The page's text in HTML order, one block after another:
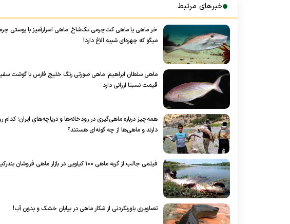
خبرهای مرتبط
خر ماهی یا ماهی کت‌چرمی تک‌شاخ؛ ماهی اسرارآمیز با پوستی
میگو که چهره‌ای شبیه الاغ دارد!
ماهی سلطان ابراهیم؛ ماهی صورتی رنگ خلیج فارس با گوشت
قیمت نسبتا ارزانی دارد
همه‌چیز درباره ماهی‌گیری در رودخانه‌ها و دریاچه‌های ایران؛ کدام
دارند و ماهی‌ها از چه گونه‌ای هستند؟
فیلمی جالب از گربه ماهی ۱۰۰ کیلویی‌ در بازار ماهی فروشان بندرکیاشهر
تصاویری باورنکردنی از شکار ماهی در بیابان خشک و بدون آب!